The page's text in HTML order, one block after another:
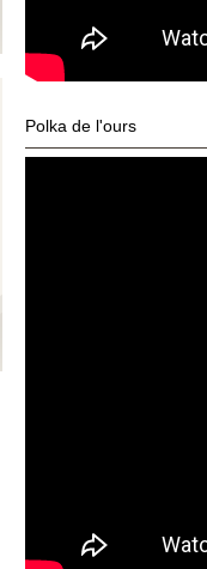
Polka de l'ours